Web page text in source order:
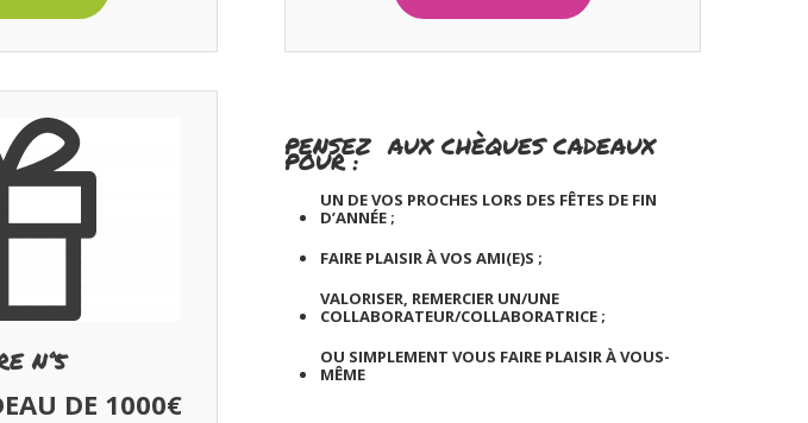
N°5
DE 1000€
PENSEZ AUX CHÈQUES CADEAUX
POUR :
UN DE VOS PROCHES LORS DES FÊTES DE FIN
D’ANNÉE ;
FAIRE PLAISIR À VOS AMI(E)S ;
VALORISER, REMERCIER UN/UNE
COLLABORATEUR/COLLABORATRICE ;
OU SIMPLEMENT VOUS FAIRE PLAISIR À VOUS-
MÊME